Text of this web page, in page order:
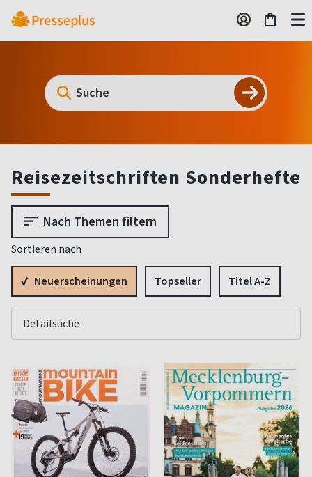
Reisezeitschriften Sonderhefte
Nach Themen filtern
Sortieren nach
Neuerscheinungen Topseller Titel A-Z